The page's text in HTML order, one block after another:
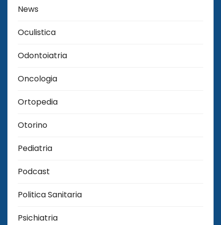
News
Oculistica
Odontoiatria
Oncologia
Ortopedia
Otorino
Pediatria
Podcast
Politica Sanitaria
Psichiatria